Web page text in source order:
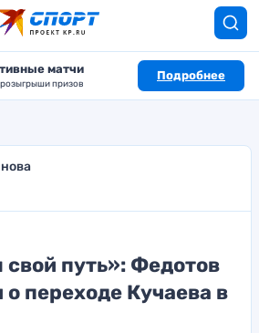
матчи
призов
Подробнее
путь»: Федотов
переходе Кучаева в